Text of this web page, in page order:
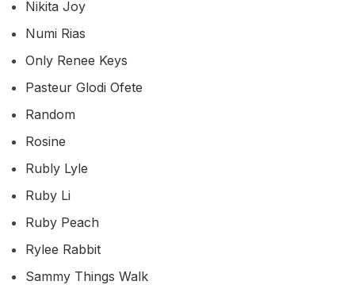
Nikita Joy
Numi Rias
Only Renee Keys
Pasteur Glodi Ofete
Random
Rosine
Rubly Lyle
Ruby Li
Ruby Peach
Rylee Rabbit
Sammy Things Walk